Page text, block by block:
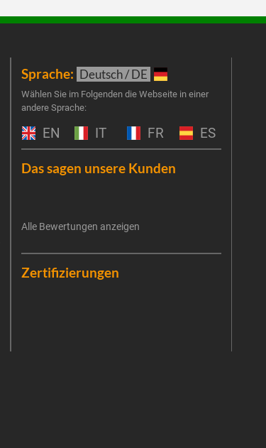
Sprache: Deutsch / DE
Wählen Sie im Folgenden die Webseite in einer
andere Sprache:
EN IT FR ES
Das sagen unsere Kunden
Alle Bewertungen anzeigen
Zertifizierungen